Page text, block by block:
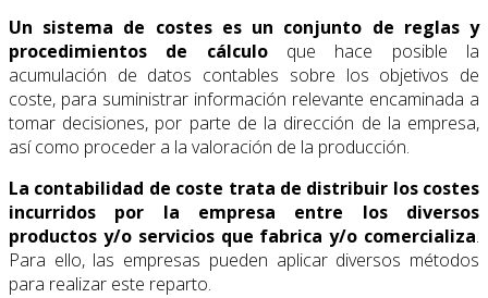
Un sistema de costes es un conjunto de reglas y
procedimientos de cálculoque hace posible la
acumulación de datos contables sobre los objetivos de
coste, para suministrar información relevante encaminada a
tomar decisiones, por parte de la dirección de la empresa,
así como proceder a la valoración de la producción.
La contabilidad de coste trata de distribuir los costes
incurridos por la empresa entre los diversos
productos y/o servicios que fabrica y/o comercializa.
Para ello, las empresas pueden aplicar diversos métodos
para realizar este reparto.